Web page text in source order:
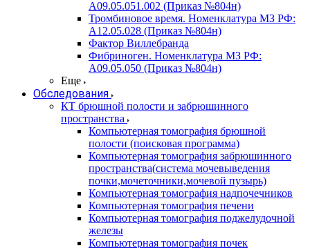
A09.05.051.002 (Приказ №804н)
Тромбиновое время. Номенклатура МЗ РФ:
A12.05.028 (Приказ №804н)
Фактор Виллебранда
Фибриноген. Номенклатура МЗ РФ:
A09.05.050 (Приказ №804н)
Еще
Обследования
КТ брюшной полости и забрюшинного
пространства
Компьютерная томография брюшной
полости (поисковая программа)
Компьютерная томография забрюшинного
пространства(система мочевыведения
почки,мочеточники,мочевой пузырь)
Компьютерная томография надпочечников
Компьютерная томография печени
Компьютерная томография поджелудочной
железы
Компьютерная томография почек